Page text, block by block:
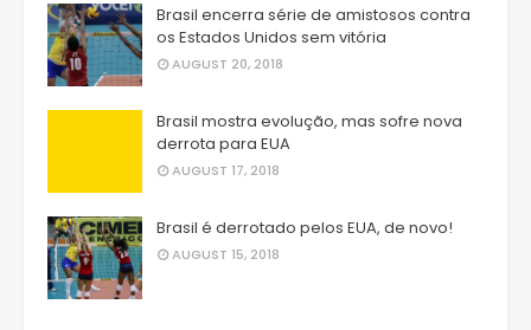
Brasil encerra série de amistosos contra
os Estados Unidos sem vitória
AUGUST 20, 2018
Brasil mostra evolução, mas sofre nova
derrota para EUA
AUGUST 17, 2018
Brasil é derrotado pelos EUA, de novo!
AUGUST 15, 2018